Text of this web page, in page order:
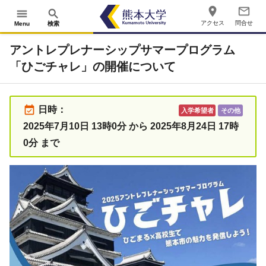
menu
Menu
search
検索
place
アクセス
mail_outline
問合せ
アントレプレナーシップサマープログラム
「ひごチャレ」の開催について
event_available 日時：
2025年7月10日 13時0分 から 2025年8月24日 17時
0分 まで
入学希望者 その他